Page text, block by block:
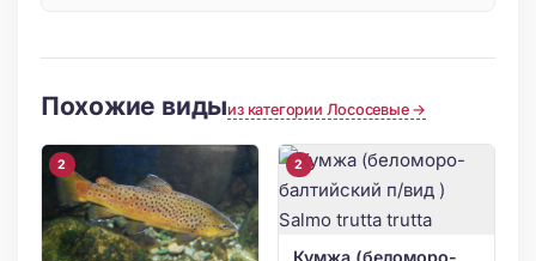
Похожие видыиз категории Лососевые →
2 2